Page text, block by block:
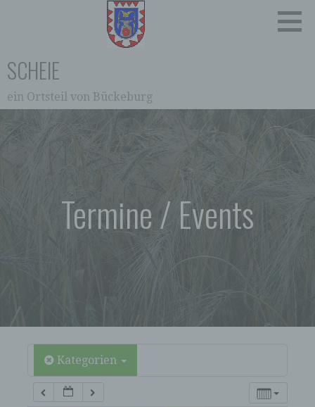
SCHEIE
ein Ortsteil von Bückeburg
Termine / Events
Kategorien
6:00